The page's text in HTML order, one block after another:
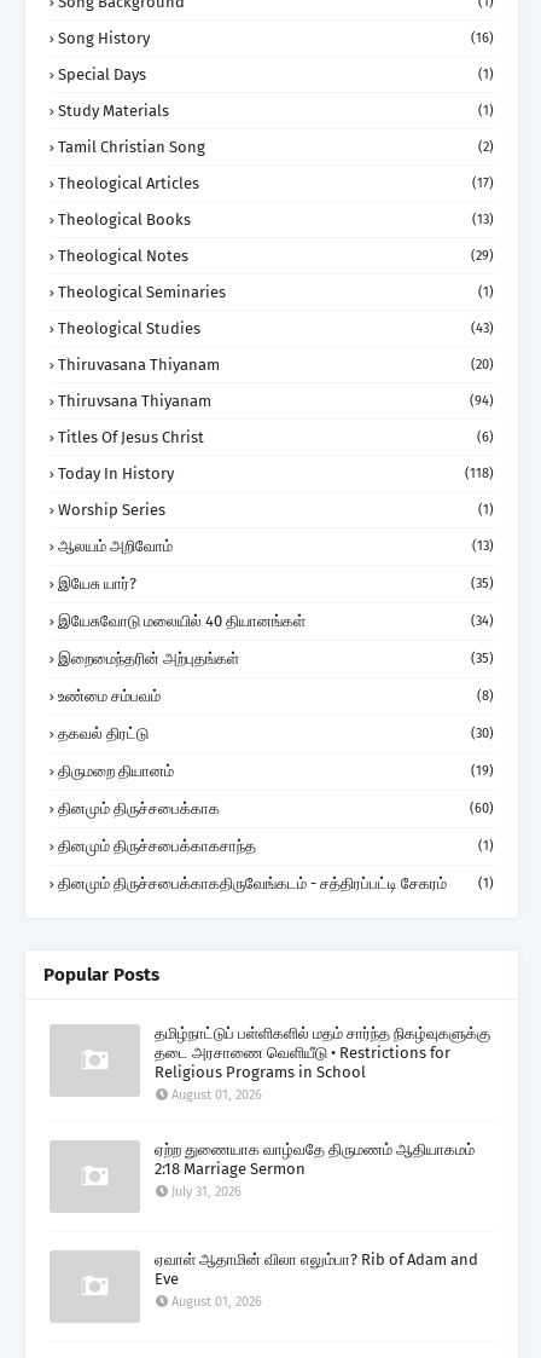
Song History (16)
Special Days (1)
Study Materials (1)
Tamil Christian Song (2)
Theological Articles (17)
Theological Books (13)
Theological Notes (29)
Theological Seminaries (1)
Theological Studies (43)
Thiruvasana Thiyanam (20)
Thiruvsana Thiyanam (94)
Titles Of Jesus Christ (6)
Today In History (118)
Worship Series (1)
ஆலயம் அறிவோம் (13)
இயேசு யார்? (35)
இயேசுவோடு மலையில் 40 தியானங்கள் (34)
இறைமைந்தரின் அற்புதங்கள் (35)
உண்மை சம்பவம் (8)
தகவல் திரட்டு (30)
திருமறை தியானம் (19)
தினமும் திருச்சபைக்காக (60)
தினமும் திருச்சபைக்காகசாந்த (1)
தினமும் திருச்சபைக்காகதிருவேங்கடம் - சத்திரப்பட்டி சேகரம் (1)
Popular Posts
தமிழ்நாட்டுப் பள்ளிகளில் மதம் சார்ந்த நிகழ்வுகளுக்கு
தடை அரசாணை வெளியீடு • Restrictions for
Religious Programs in School
August 01, 2026
ஏற்ற துணையாக வாழ்வதே திருமணம் ஆதியாகமம்
2:18 Marriage Sermon
July 31, 2026
ஏவாள் ஆதாமின் விலா எலும்பா? Rib of Adam and
Eve
August 01, 2026